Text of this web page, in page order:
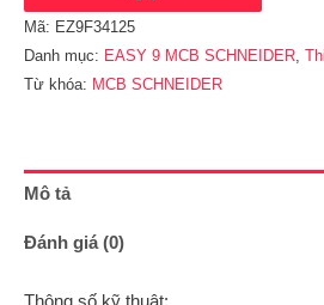
Mã: EZ9F34125
Danh mục: EASY 9 MCB SCHNEIDER,
Từ khóa: MCB SCHNEIDER
Mô tả
Đánh giá (0)